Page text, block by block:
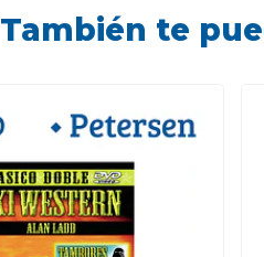
También te